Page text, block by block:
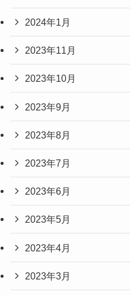
2024年1月
2023年11月
2023年10月
2023年9月
2023年8月
2023年7月
2023年6月
2023年5月
2023年4月
2023年3月